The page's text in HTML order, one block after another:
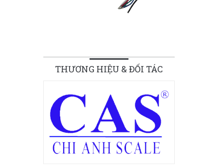
THƯƠNG HIỆU & ĐỐI TÁC